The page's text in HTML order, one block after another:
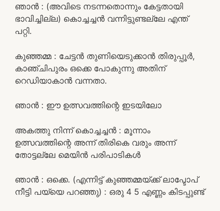
ഞാൻ : (അവിടെ നടന്നതൊന്നും കേട്ടതായി
ഭാവിച്ചില്ല) കൊച്ചച്ചൻ വന്നിട്ടുണ്ടല്ലേ എന്ത്
പറ്റി.
കുഞ്ഞമ്മ : ചേട്ടൻ തുണിയെടുക്കാൻ തിരുപ്പൂർ,
കാഞ്ചിപുരം ഒക്കെ പോകുന്നു അതിന്
റെഡിയാകാൻ വന്നതാ.
ഞാൻ : ഈ ഉത്സവത്തിന്റെ ഇടയിലോ
അകത്തു നിന്ന് കൊച്ചച്ചൻ : മൂന്നാം
ഉത്സവത്തിന്റെ അന്ന് തിരികെ വരും അന്ന്
തോട്ടല്ലേ മെയിൻ പരിപാടികൾ
ഞാൻ : ഒക്കെ. (എന്നിട്ട് കുഞ്ഞമ്മയ്ക്ക് ലാപ്ടോപ്
നീട്ടി പയ്യെ പറഞ്ഞു) : ഒരു 4 5 എണ്ണം കിടപ്പുണ്ട്